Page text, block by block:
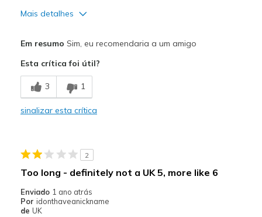
Mais detalhes
Melhores utilizações
Casual Wear
View On Shoes
Shoes are for Wearing
Em resumo Sim, eu recomendaria a um amigo
Esta crítica foi útil?
3 1
sinalizar esta crítica
2
Too long - definitely not a UK 5, more like 6
Enviado 1 ano atrás
Por idonthaveanickname
de UK